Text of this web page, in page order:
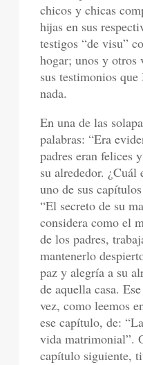
chicos y chicas
hijas en sus
testigos “de visu”
hogar; unos y otros
sus testimonios
nada.
En una de las
palabras: “Era
padres eran felices
su alrededor. ¿Cuál
uno de sus
“El secreto de su
considera como el
de los padres,
mantenerlo
paz y alegría a su
de aquella casa.
vez, como leemos
ese capítulo, de:
vida matrimonial”.
capítulo siguiente,